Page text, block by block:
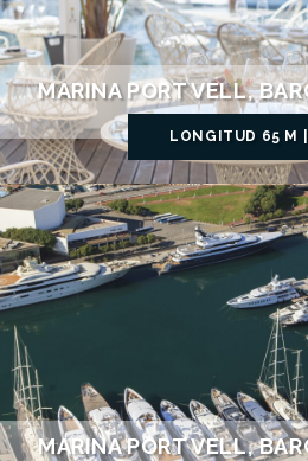
MARINA PORT VELL,
LONGITUD 65 M
MARINA PORT VELL,